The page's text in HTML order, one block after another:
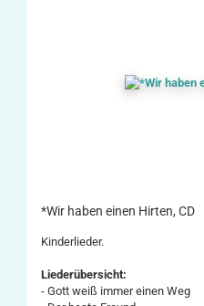
*Wir haben einen Hirten, CD
Kinderlieder.
Liederübersicht:
- Gott weiß immer einen Weg